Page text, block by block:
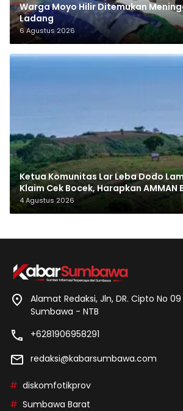
Warga Moyo Hilir Ditemukan
Ladang
6 Agustus 2026
Ketua Komunitas Lar Leba Dodo
Klaim Cek Bocek, Harapkan AMMAN
Makam Leluhur
4 Agustus 2026
Alamat Redaksi, Jln, DR. Cipto No
Sumbawa - NTB
+6281906958291
redaksi@kabarsumbawa.com
diskomfotikprov
Sumbawa Barat